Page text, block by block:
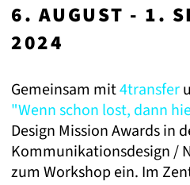
6. AUGUST - 1.
2024
Gemeinsam mit4transfer
"Wenn schon lost, dann
Design Mission Awards in
Kommunikationsdesign /
zum Workshop ein. Im